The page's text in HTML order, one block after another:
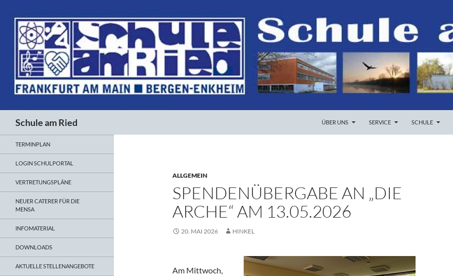
Schule am Ried
ÜBER UNS
SERVICE SCHULE
ALLGEMEIN
SPENDENÜBERGABE AN „DIE
ARCHE“ AM 13.05.2026
20. MAI 2026 HINKEL
Am Mittwoch,
TERMINPLAN
LOGIN SCHULPORTAL
VERTRETUNGSPLÄNE
NEUER CATERER FÜR DIE
MENSA
INFOMATERIAL
DOWNLOADS
AKTUELLE STELLENANGEBOTE